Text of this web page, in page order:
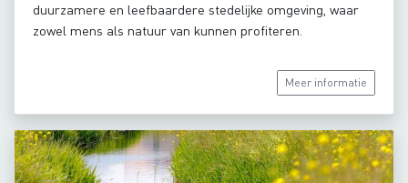
duurzamere en leefbaardere stedelijke omgeving, waar
zowel mens als natuur van kunnen profiteren.
Meer informatie